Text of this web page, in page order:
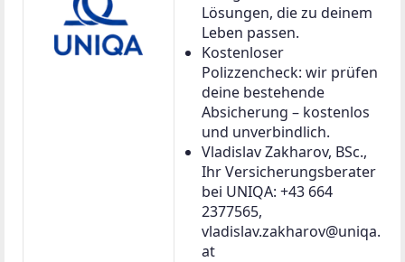
Lösungen, die zu deinem
Leben passen.
Kostenloser
Polizzencheck: wir prüfen
deine bestehende
Absicherung – kostenlos
und unverbindlich.
Vladislav Zakharov, BSc.,
Ihr Versicherungsberater
bei UNIQA: +43 664
2377565,
vladislav.zakharov@uniqa.
at